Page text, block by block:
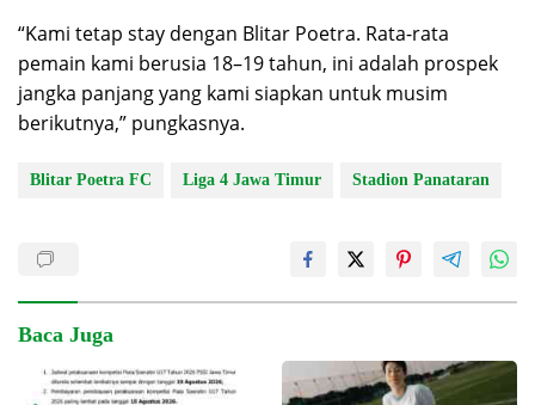
“Kami tetap stay dengan Blitar Poetra. Rata-rata
pemain kami berusia 18–19 tahun, ini adalah prospek
jangka panjang yang kami siapkan untuk musim
berikutnya,” pungkasnya.
Blitar Poetra FC Liga 4 Jawa Timur Stadion Panataran
Baca Juga